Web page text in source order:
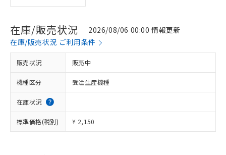
在庫/販売状況
2026/08/06 00:00 情報更新
在庫/販売状況 ご利用条件
販売状況 販売中
機種区分 受注生産機種
在庫状況
標準価格(税別) ¥ 2,150